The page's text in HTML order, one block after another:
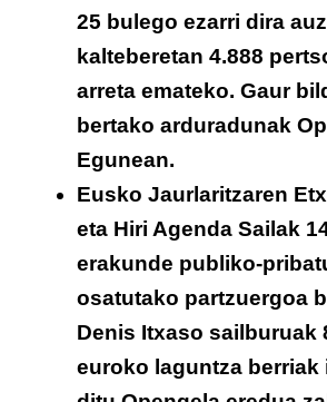
25 bulego ezarri dira
kalteberetan 4.888
arreta emateko. Gaur
bertako arduradunak
Egunean.
Eusko Jaurlaritzaren
eta Hiri Agenda Sailak
erakunde publiko-
osatutako partzuergoa
Denis Itxaso sailburuak
euroko laguntza berriak